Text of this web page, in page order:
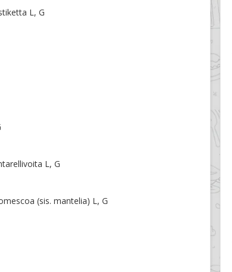
L, G
L, G
(sis. mantelia) L, G